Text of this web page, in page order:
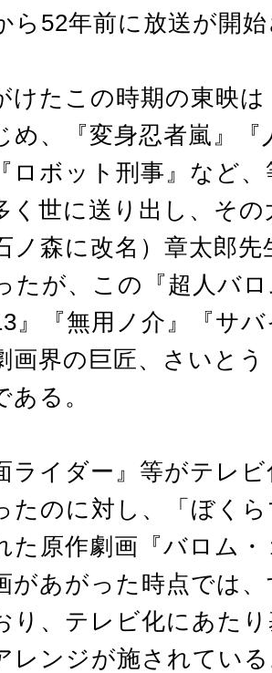
ら52年前に放送が開
けたこの時期の東映
め、『変身忍者嵐』『
ロボット刑事』など
く世に送り出し、その
ノ森に改名）章太郎
たが、この『超人バ
』『無用ノ介』『サ
画界の巨匠、さいと
る。
ライダー』等がテレ
たのに対し、「ぼく
た原作劇画『バロム
があがった時点では
り、テレビ化にあた
レンジが施されてい